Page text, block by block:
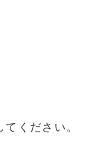
ください。